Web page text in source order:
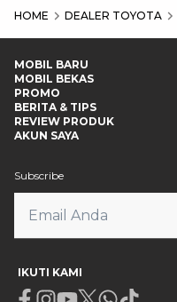
HOME DEALER TOYOTA
MOBIL BARU
MOBIL BEKAS
PROMO
BERITA & TIPS
REVIEW PRODUK
AKUN SAYA
Subscribe
IKUTI KAMI
Facebook
Instagram
Youtube
X Whatsapp
Tiktok